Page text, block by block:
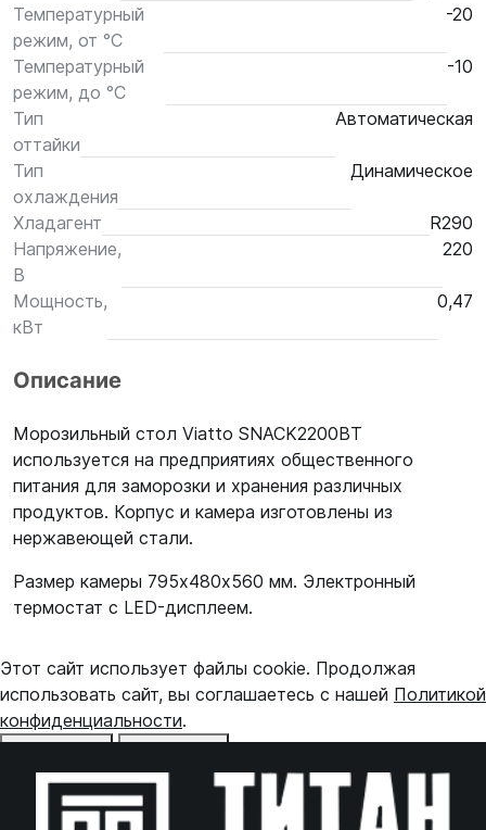
Температурный
режим, от °С
-20
Температурный
режим, до °С
-10
Тип
оттайки
Автоматическая
Тип
охлаждения
Динамическое
Хладагент
R290
Напряжение,
В
220
Мощность,
кВт
0,47
Описание
Морозильный стол Viatto SNACK2200BT
используется на предприятиях общественного
питания для заморозки и хранения различных
продуктов. Корпус и камера изготовлены из
нержавеющей стали.
Размер камеры 795х480х560 мм. Электронный
термостат с LED-дисплеем.
Этот сайт использует файлы cookie. Продолжая
использовать сайт, вы соглашаетесь с нашей Политикой
конфиденциальности.